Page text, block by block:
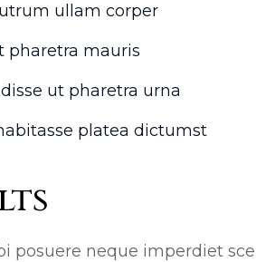
ullam corper
pharetra mauris
ut pharetra urna
platea dictumst
posuere neque imperdiet